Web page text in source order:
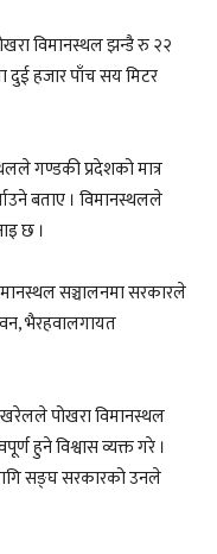
विमानस्थल झन्डै रु २२
दुई हजार पाँच सय मिटर
गण्डकी प्रदेशको मात्र
बताए । विमानस्थलले
छ ।
सञ्चालनमा सरकारले
भैरहवालगायत
पोखरा विमानस्थल
हुने विश्वास व्यक्त गरे ।
सङ्घ सरकारको उनले